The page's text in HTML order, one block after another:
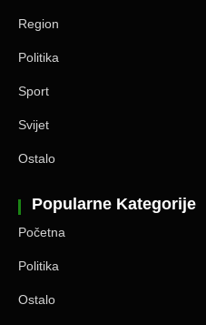
Region
Politika
Sport
Svijet
Ostalo
Popularne Kategorije
Početna
Politika
Ostalo